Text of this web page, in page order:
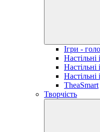
Ігри -
Настільні
Настільні
Настільні
TheaSmart
Творчість